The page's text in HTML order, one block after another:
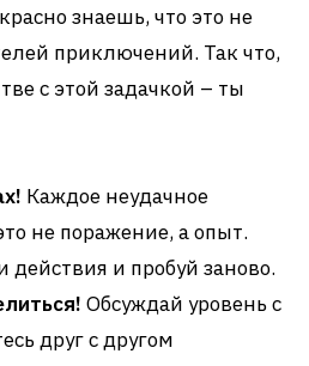
знаешь, что это не
приключений. Так что,
с этой задачкой – ты
Каждое неудачное
не поражение, а опыт.
действия и пробуй заново.
Обсуждай уровень с
друг с другом